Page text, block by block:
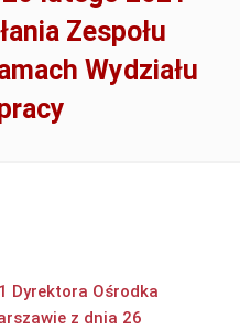
Zespołu
Wydziału
Dyrektora Ośrodka
z dnia 26